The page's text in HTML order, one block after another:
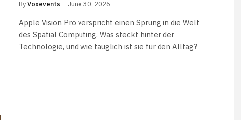
ByVoxevents June 30, 2026
Apple Vision Pro verspricht einen Sprung in die Welt
des Spatial Computing. Was steckt hinter der
Technologie, und wie tauglich ist sie für den Alltag?